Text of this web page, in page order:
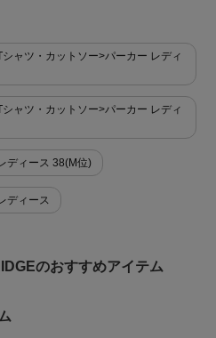
ャツ・カットソー>パーカー レディ
ャツ・カットソー>パーカー レディ
ディース 38(M位)
ディース
のおすすめアイテム